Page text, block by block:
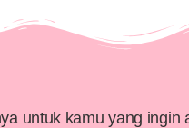
untuk kamu yang ingin